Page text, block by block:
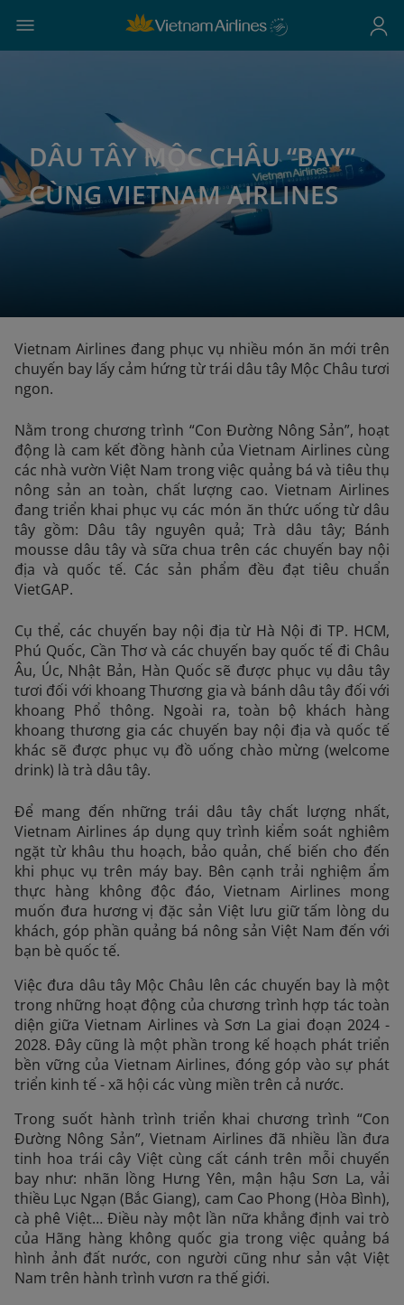
DÂU TÂY MỘC CHÂU “BAY”
CÙNG VIETNAM AIRLINES
Vietnam Airlines đang phục vụ nhiều món ăn mới trên
chuyến bay lấy cảm hứng từ trái dâu tây Mộc Châu tươi
ngon.
Nằm trong chương trình “Con Đường Nông Sản”, hoạt
động là cam kết đồng hành của Vietnam Airlines cùng
các nhà vườn Việt Nam trong việc quảng bá và tiêu thụ
nông sản an toàn, chất lượng cao. Vietnam Airlines
đang triển khai phục vụ các món ăn thức uống từ dâu
tây gồm: Dâu tây nguyên quả; Trà dâu tây; Bánh
mousse dâu tây và sữa chua trên các chuyến bay nội
địa và quốc tế. Các sản phẩm đều đạt tiêu chuẩn
VietGAP.
Cụ thể, các chuyến bay nội địa từ Hà Nội đi TP. HCM,
Phú Quốc, Cần Thơ và các chuyến bay quốc tế đi Châu
Âu, Úc, Nhật Bản, Hàn Quốc sẽ được phục vụ dâu tây
tươi đối với khoang Thương gia và bánh dâu tây đối với
khoang Phổ thông. Ngoài ra, toàn bộ khách hàng
khoang thương gia các chuyến bay nội địa và quốc tế
khác sẽ được phục vụ đồ uống chào mừng (welcome
drink) là trà dâu tây.
Để mang đến những trái dâu tây chất lượng nhất,
Vietnam Airlines áp dụng quy trình kiểm soát nghiêm
ngặt từ khâu thu hoạch, bảo quản, chế biến cho đến
khi phục vụ trên máy bay. Bên cạnh trải nghiệm ẩm
thực hàng không độc đáo, Vietnam Airlines mong
muốn đưa hương vị đặc sản Việt lưu giữ tấm lòng du
khách, góp phần quảng bá nông sản Việt Nam đến với
bạn bè quốc tế.
Việc đưa dâu tây Mộc Châu lên các chuyến bay là một
trong những hoạt động của chương trình hợp tác toàn
diện giữa Vietnam Airlines và Sơn La giai đoạn 2024 -
2028. Đây cũng là một phần trong kế hoạch phát triển
bền vững của Vietnam Airlines, đóng góp vào sự phát
triển kinh tế - xã hội các vùng miền trên cả nước.
Trong suốt hành trình triển khai chương trình “Con
Đường Nông Sản”, Vietnam Airlines đã nhiều lần đưa
tinh hoa trái cây Việt cùng cất cánh trên mỗi chuyến
bay như: nhãn lồng Hưng Yên, mận hậu Sơn La, vải
thiều Lục Ngạn (Bắc Giang), cam Cao Phong (Hòa Bình),
cà phê Việt… Điều này một lần nữa khẳng định vai trò
của Hãng hàng không quốc gia trong việc quảng bá
hình ảnh đất nước, con người cũng như sản vật Việt
Nam trên hành trình vươn ra thế giới.